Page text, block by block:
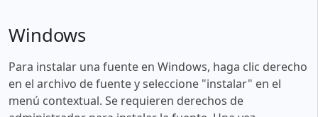
Windows
Para instalar una fuente en Windows, haga clic derecho
en el archivo de fuente y seleccione "instalar" en el
menú contextual. Se requieren derechos de